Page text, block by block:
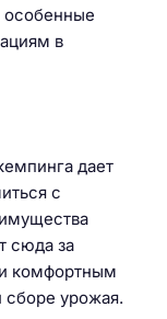
особенные
в
дает
с
сюда за
комфортным
сборе урожая.